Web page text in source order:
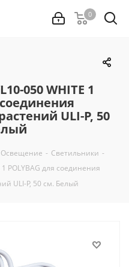
0
050 WHITE 1
ULI-P, 50
Освещение - Светильники -
POLYBAG для соединения
ULI-P, 50 см. Белый